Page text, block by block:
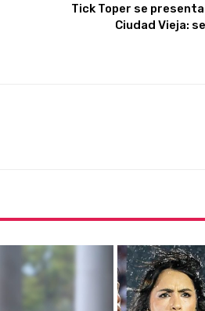
Tick Toper se
Ciudad Vieja: